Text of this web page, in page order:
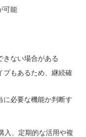
可能
きない場合がある
プもあるため、継続確
に必要な機能か判断す
入、定期的な活用や複